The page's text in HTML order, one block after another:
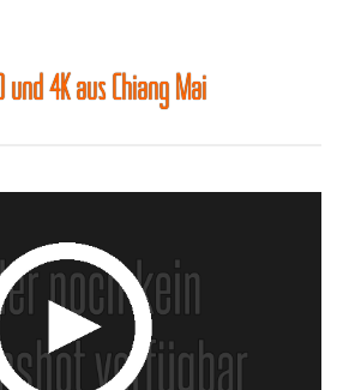
und 4K aus Chiang Mai